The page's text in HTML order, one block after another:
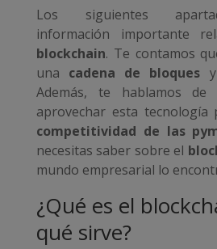
Los siguientes
información importante
blockchain. Te contamos
una cadena de bloques
Además, te hablamos
aprovechar esta tecnología
competitividad de las
necesitas saber sobre el
mundo empresarial lo
¿Qué es el
qué sirve?